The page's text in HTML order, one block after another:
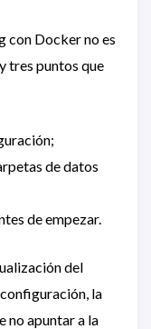
con Docker no es
tres puntos que
de datos
de empezar.
del
la
no apuntar a la